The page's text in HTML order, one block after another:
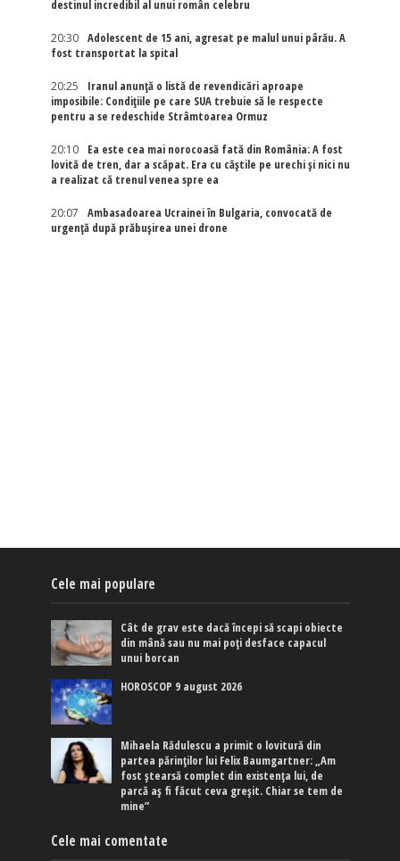
destinul incredibil al unui român celebru
20:30
Adolescent de 15 ani, agresat pe malul unui pârău. A
fost transportat la spital
20:25
Iranul anunță o listă de revendicări aproape
imposibile: Condițiile pe care SUA trebuie să le respecte
pentru a se redeschide Strâmtoarea Ormuz
20:10
Ea este cea mai norocoasă fată din România: A fost
lovită de tren, dar a scăpat. Era cu căștile pe urechi și nici nu
a realizat că trenul venea spre ea
20:07
Ambasadoarea Ucrainei în Bulgaria, convocată de
urgență după prăbușirea unei drone
Cele mai populare
Cât de grav este dacă începi să scapi obiecte
din mână sau nu mai poți desface capacul
unui borcan
HOROSCOP 9 august 2026
Mihaela Rădulescu a primit o lovitură din
partea părinților lui Felix Baumgartner: „Am
fost ștearsă complet din existența lui, de
parcă aș fi făcut ceva greșit. Chiar se tem de
mine”
Cele mai comentate